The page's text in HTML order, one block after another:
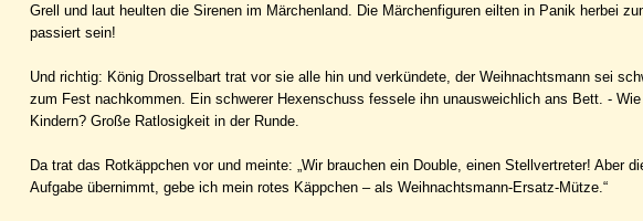
Grell und laut heulten die Sirenen im Märchenland. Die Märchenfiguren eilten in Panik herbei
passiert sein!
Und richtig: König Drosselbart trat vor sie alle hin und verkündete, der Weihnachtsmann sei
zum Fest nachkommen. Ein schwerer Hexenschuss fessele ihn unausweichlich ans Bett. -
Kindern? Große Ratlosigkeit in der Runde.
Da trat das Rotkäppchen vor und meinte: „Wir brauchen ein Double, einen Stellvertreter! Aber
Aufgabe übernimmt, gebe ich mein rotes Käppchen – als Weihnachtsmann-Ersatz-Mütze.“